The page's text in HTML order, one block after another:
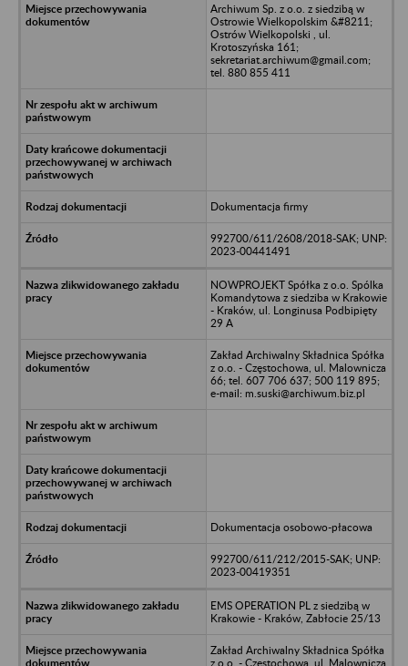
Archiwum Sp. z o.o. z siedzibą w
Ostrowie Wielkopolskim &#8211;
Ostrów Wielkopolski , ul.
Krotoszyńska 161;
sekretariat.archiwum@gmail.com;
tel. 880 855 411
Dokumentacja firmy
992700/611/2608/2018-SAK; UNP:
2023-00441491
NOWPROJEKT Spółka z o.o. Spólka
Komandytowa z siedziba w Krakowie
- Kraków, ul. Longinusa Podbipięty
29 A
Zakład Archiwalny Składnica Spółka
z o.o. - Częstochowa, ul. Malownicza
66; tel. 607 706 637; 500 119 895;
e-mail: m.suski@archiwum.biz.pl
Dokumentacja osobowo-płacowa
992700/611/212/2015-SAK; UNP:
2023-00419351
EMS OPERATION PL z siedzibą w
Krakowie - Kraków, Zabłocie 25/13
Zakład Archiwalny Składnica Spółka
z o.o. - Częstochowa, ul. Malownicza